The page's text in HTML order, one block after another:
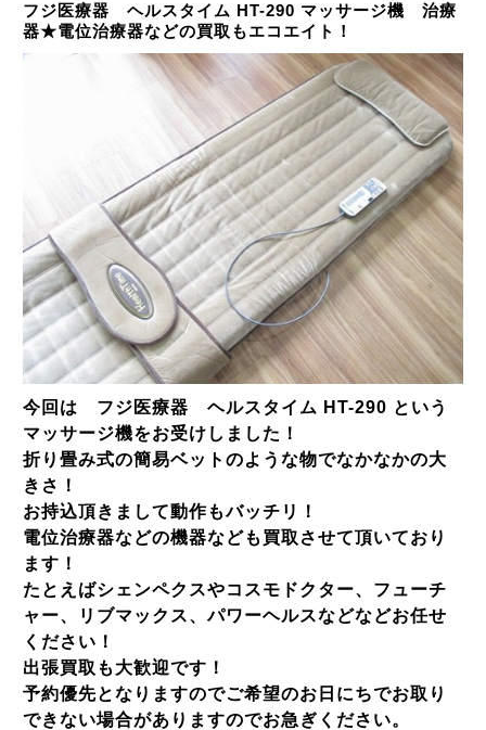
フジ医療器 ヘルスタイム HT-290 マッサージ機 治療
器★電位治療器などの買取もエコエイト！
今回は フジ医療器 ヘルスタイム HT-290 という
マッサージ機をお受けしました！
折り畳み式の簡易ベットのような物でなかなかの大
きさ！
お持込頂きまして動作もバッチリ！
電位治療器などの機器なども買取させて頂いており
ます！
たとえばシェンペクスやコスモドクター、フューチ
ャー、リブマックス、パワーヘルスなどなどお任せ
ください！
出張買取も大歓迎です！
予約優先となりますのでご希望のお日にちでお取り
できない場合がありますのでお急ぎください。